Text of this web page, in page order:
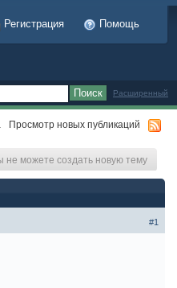
Регистрация Помощь
Расширенный
Просмотр новых публикаций
не можете создать новую тему
#1